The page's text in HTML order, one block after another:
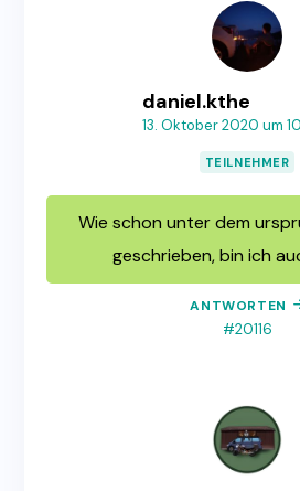
daniel.kthe
13. Oktober 2020 um
TEILNEHMER
Wie schon unter dem
geschrieben, bin ich
ANTWORTEN
#20116